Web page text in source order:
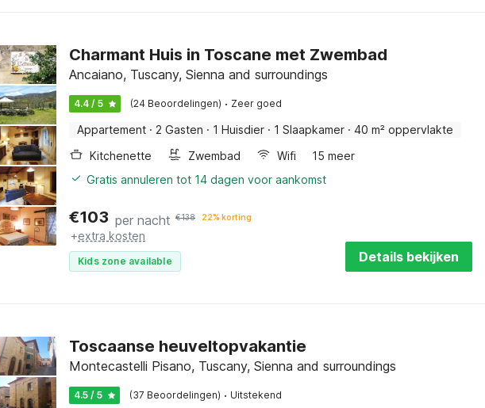
Charmant Huis in Toscane met Zwembad
Ancaiano, Tuscany, Sienna and surroundings
4.4 / 5 (24 Beoordelingen) · Zeer goed
Appartement · 2 Gasten · 1 Huisdier · 1 Slaapkamer · 40 m² oppervlakte
Kitchenette
Zwembad Wifi
15 meer
Gratis annuleren tot 14 dagen voor aankomst
€103 per nacht €138 22% korting
+extra kosten
Kids zone available Details bekijken
Toscaanse heuveltopvakantie
Montecastelli Pisano, Tuscany, Sienna and surroundings
4.5 / 5 (37 Beoordelingen) · Uitstekend